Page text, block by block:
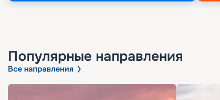
Популярные направления
Все направления